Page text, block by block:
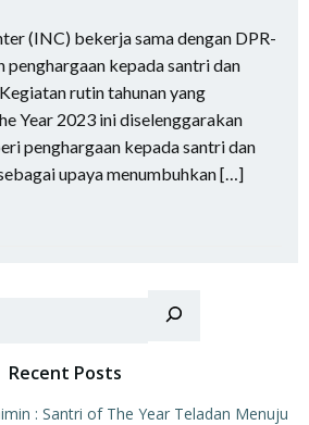
(INC) bekerja sama dengan DPR-
penghargaan kepada santri dan
rutin tahunan yang
Year 2023 ini diselenggarakan
penghargaan kepada santri dan
upaya menumbuhkan […]
Recent Posts
: Santri of The Year Teladan Menuju